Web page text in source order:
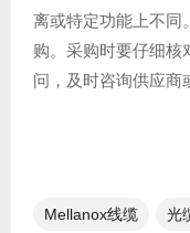
离或特定功能上不同
购。采购时要仔细核
问，及时咨询供应商
Mellanox线缆​ 光